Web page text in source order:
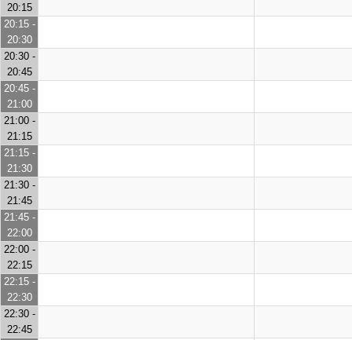
20:15
20:15 -
20:30
20:30 -
20:45
20:45 -
21:00
21:00 -
21:15
21:15 -
21:30
21:30 -
21:45
21:45 -
22:00
22:00 -
22:15
22:15 -
22:30
22:30 -
22:45